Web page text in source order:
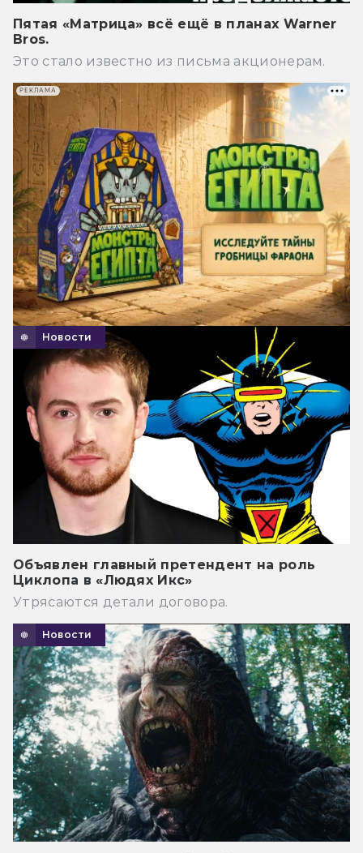
Пятая «Матрица» всё ещё в планах Warner
Bros.
Это стало известно из письма акционерам.
Новости
Объявлен главный претендент на роль
Циклопа в «Людях Икс»
Утрясаются детали договора.
Новости
РЕКЛАМА